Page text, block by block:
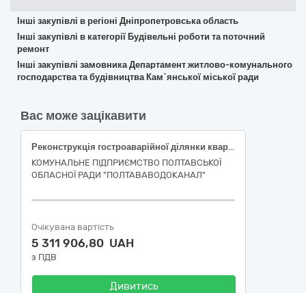
Інші закупівлі в регіоні Дніпропетровська область
Інші закупівлі в категорії Будівельні роботи та поточний
ремонт
Інші закупівлі замовника Депаpтамент житлово-комунального
господарства та будівництва Кам`янської міської ради
Вас може зацікавити
Реконструкція гостроаварійної ділянки квартальної каналізаційної мережі по вул. Гожулівська,6 в м. Полтава
КОМУНАЛЬНЕ ПІДПРИЄМСТВО ПОЛТАВСЬКОЇ
ОБЛАСНОЇ РАДИ "ПОЛТАВАВОДОКАНАЛ"
Очікувана вартість
5 311 906,80 UAH
з ПДВ
Дивитись